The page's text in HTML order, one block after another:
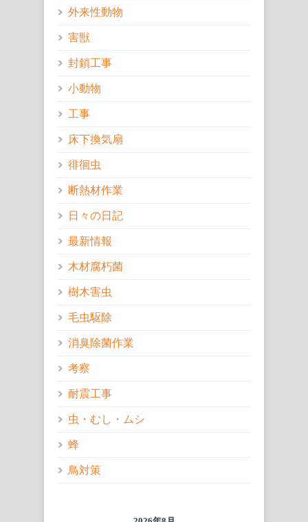
外来性動物
害獣
封鎖工事
小動物
工事
床下換気扇
徘徊虫
断熱材作業
日々の日記
最新情報
木材腐朽菌
樹木害虫
毛虫駆除
消臭除菌作業
考察
耐震工事
虫・むし・ムシ
蜂
鳥対策